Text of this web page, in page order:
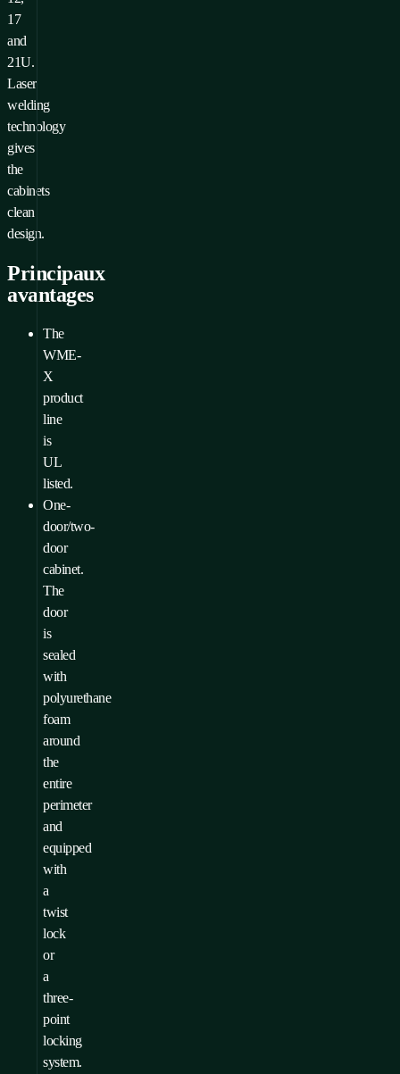
17
and
21U.
Laser
welding
technology
gives
the
cabinets
clean
design.
Principaux
avantages
The
WME-
X
product
line
is
UL
listed.
One-
door/two-
door
cabinet.
The
door
is
sealed
with
polyurethane
foam
around
the
entire
perimeter
and
equipped
with
a
twist
lock
or
a
three-
point
locking
system.